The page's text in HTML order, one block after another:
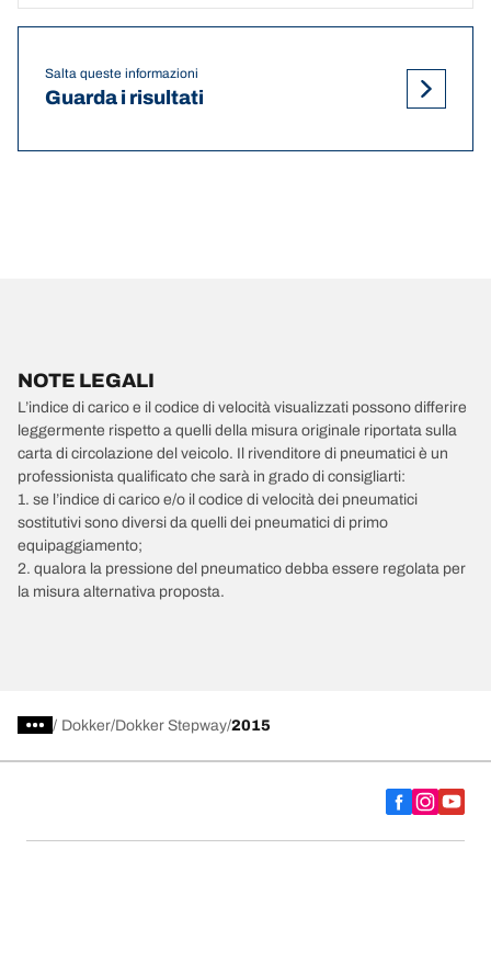
Salta queste informazioni
Guarda i risultati
NOTE LEGALI
L’indice di carico e il codice di velocità visualizzati possono differire
leggermente rispetto a quelli della misura originale riportata sulla
carta di circolazione del veicolo. Il rivenditore di pneumatici è un
professionista qualificato che sarà in grado di consigliarti:
1. se l’indice di carico e/o il codice di velocità dei pneumatici
sostitutivi sono diversi da quelli dei pneumatici di primo
equipaggiamento;
2. qualora la pressione del pneumatico debba essere regolata per
la misura alternativa proposta.
/ Dokker Dokker Stepway 2015